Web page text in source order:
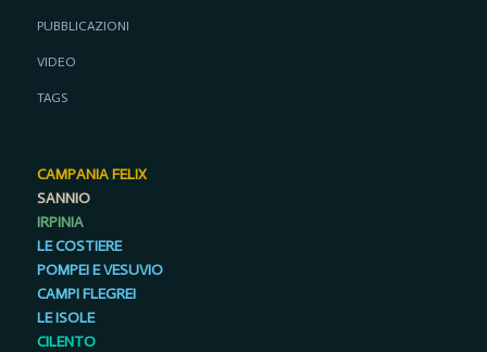
PUBBLICAZIONI
VIDEO
TAGS
CAMPANIA FELIX
SANNIO
IRPINIA
LE COSTIERE
POMPEI E VESUVIO
CAMPI FLEGREI
LE ISOLE
CILENTO